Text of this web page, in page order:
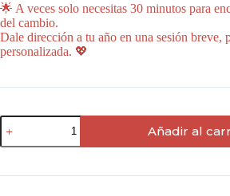
🌟 A veces solo necesitas 30 minutos para
del cambio.
Dale dirección a tu año en una sesión breve,
personalizada. 💖
Clase
rápida
de
minutos
Añadir al